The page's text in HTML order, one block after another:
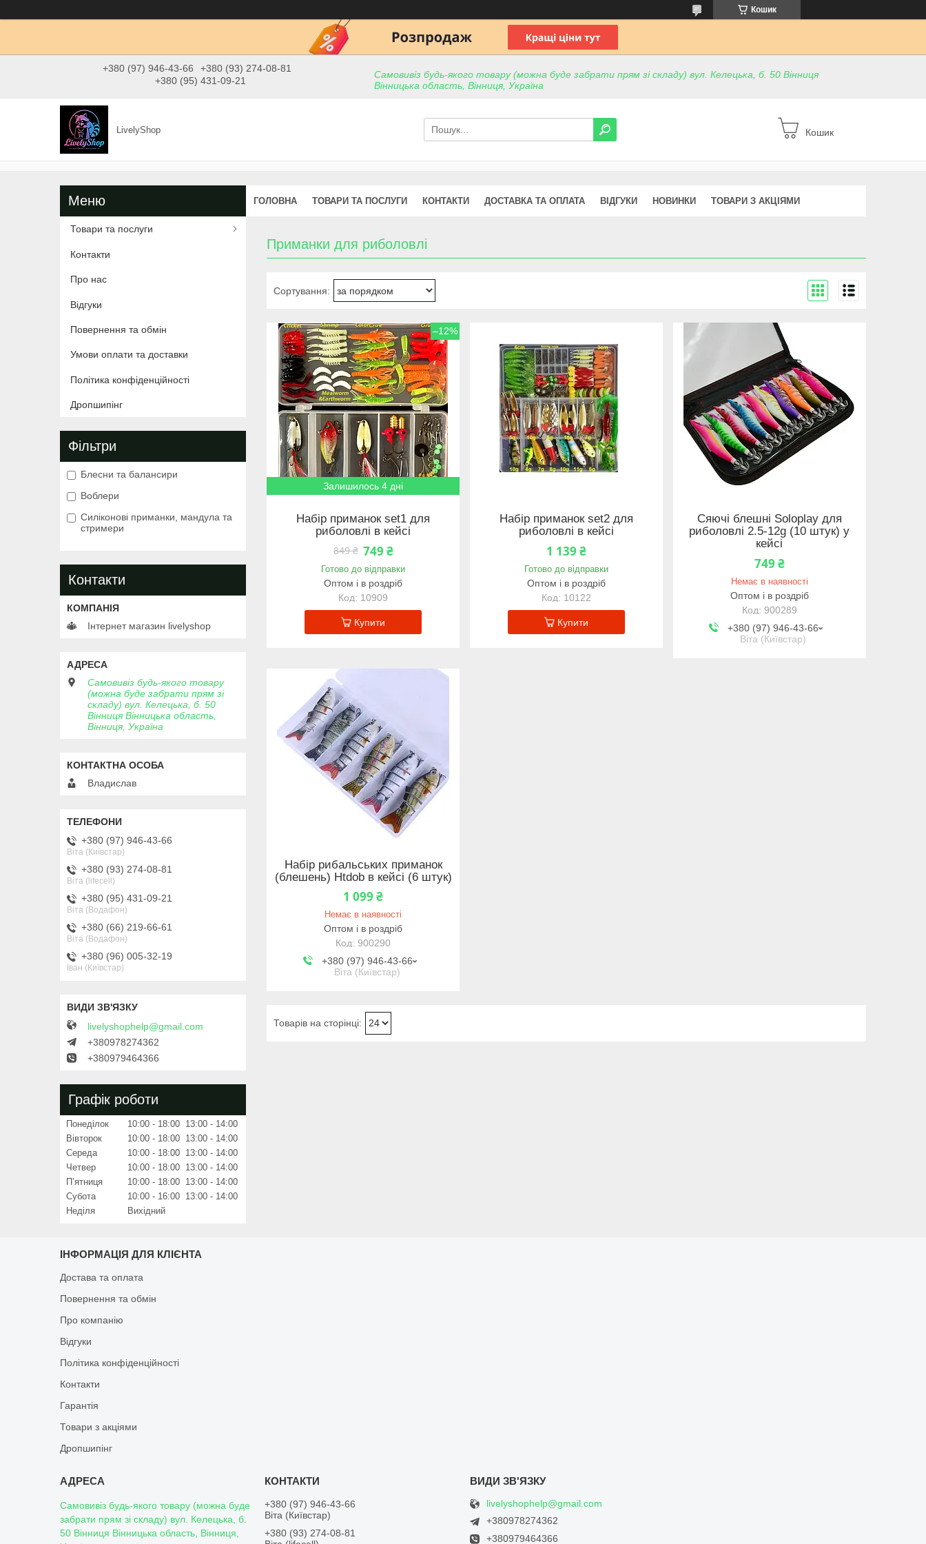
Кошик
+380 (97) 946-43-66
+380 (93) 274-08-81
+380 (95) 431-09-21
Самовивіз будь-якого товару (можна буде забрати прям зі складу) вул. Келецька, б. 50 Вінниця
Вінницька область, Вінниця, Україна
LivelyShop Кошик
ГОЛОВНА ТОВАРИ ТА ПОСЛУГИ КОНТАКТИ ДОСТАВКА ТА ОПЛАТА ВІДГУКИ НОВИНКИ ТОВАРИ З АКЦІЯМИ
Приманки для риболовлі
–12%
Залишилось 4 дні
Набір приманок set1 для
риболовлі в кейсі
849 ₴ 749 ₴
Готово до відправки
Оптом і в роздріб
10909
Купити
Набір приманок set2 для
риболовлі в кейсі
1 139 ₴
Готово до відправки
Оптом і в роздріб
10122
Купити
Сяючі блешні Soloplay для
риболовлі 2.5-12g (10 штук) у
кейсі
749 ₴
Немає в наявності
Оптом і в роздріб
900289
+380 (97) 946-43-66
Віта (Київстар)
Набір рибальських приманок
(блешень) Htdob в кейсі (6 штук)
1 099 ₴
Немає в наявності
Оптом і в роздріб
900290
+380 (97) 946-43-66
Віта (Київстар)
Товари та послуги
Контакти
Про нас
Відгуки
Повернення та обмін
Умови оплати та доставки
Політика конфіденційності
Дропшипінг
Фільтри
Блесни та балансири
Воблери
Силіконові приманки, мандула та
стримери
Контакти
Інтернет магазин livelyshop
Самовивіз будь-якого товару
(можна буде забрати прям зі
складу) вул. Келецька, б. 50
Вінниця Вінницька область,
Вінниця, Україна
Владислав
+380 (97) 946-43-66
Віта (Київстар)
+380 (93) 274-08-81
Віта (lifecell)
+380 (95) 431-09-21
Віта (Водафон)
+380 (66) 219-66-61
Віта (Водафон)
+380 (96) 005-32-19
Іван (Київстар)
livelyshophelp@gmail.com
+380978274362
+380979464366
Графік роботи
Понеділок 10:00 18:00 13:00
14:00
Вівторок
10:00 18:00 13:00
14:00
Середа
10:00 18:00 13:00
14:00
Четвер
10:00 18:00 13:00
14:00
Пʼятниця
10:00 18:00 13:00
14:00
Субота
10:00 16:00 13:00
14:00
Неділя
Вихідний
ІНФОРМАЦІЯ ДЛЯ КЛІЄНТА
Достава та оплата
Повернення та обмін
Про компанію
Відгуки
Політика конфіденційності
Контакти
Гарантія
Товари з акціями
Дропшипінг
Самовивіз будь-якого товару (можна буде
забрати прям зі складу) вул. Келецька, б.
50 Вінниця Вінницька область, Вінниця,
+380 (97) 946-43-66
Віта (Київстар)
+380 (93) 274-08-81
livelyshophelp@gmail.com
+380978274362
+380979464366